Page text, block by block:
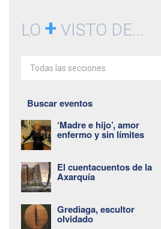
LO + VISTO DE...
Todas las secciones
Buscar eventos
‘Madre e hijo’, amor
enfermo y sin límites
El cuentacuentos de la
Axarquía
Grediaga, escultor
olvidado